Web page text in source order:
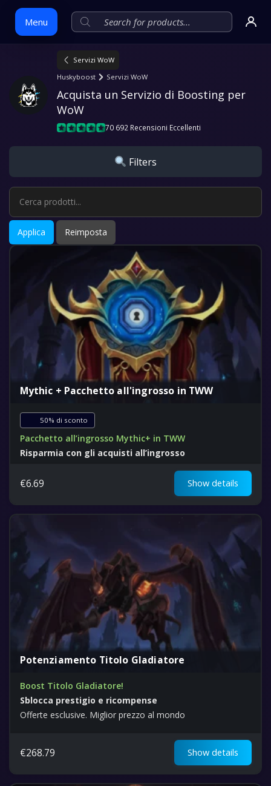
Menu
content
Servizi WoW
Huskyboost
Servizi WoW
Acquista un Servizio di Boosting per
WoW
70 692 Recensioni Eccellenti
Filters
Applica Reimposta
Mythic + Pacchetto all'ingrosso in TWW
50% di sconto
Pacchetto all’ingrosso Mythic+ in TWW
Risparmia con gli acquisti all’ingrosso
€6.69 Show details
Potenziamento Titolo Gladiatore
Boost Titolo Gladiatore!
Sblocca prestigio e ricompense
Offerte esclusive. Miglior prezzo al mondo
€268.79 Show details